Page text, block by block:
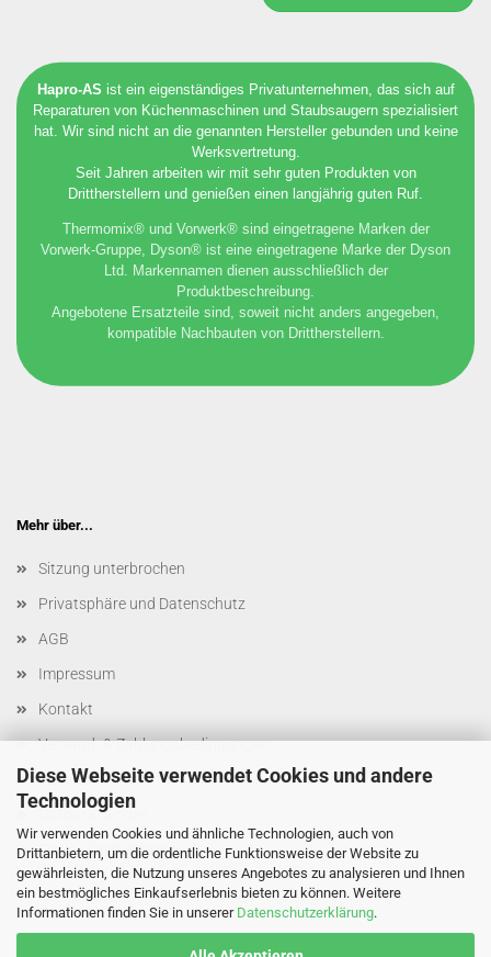
Diese Webseite verwendet Cookies und andere
Technologien
Wir verwenden Cookies und ähnliche Technologien, auch von
Drittanbietern, um die ordentliche Funktionsweise der Website zu
gewährleisten, die Nutzung unseres Angebotes zu analysieren und Ihnen
ein bestmögliches Einkaufserlebnis bieten zu können. Weitere
Informationen finden Sie in unserer Datenschutzerklärung.
Hapro-AS ist ein eigenständiges Privatunternehmen, das sich auf
Reparaturen von Küchenmaschinen und Staubsaugern spezialisiert
hat. Wir sind nicht an die genannten Hersteller gebunden und keine
Werksvertretung.
Seit Jahren arbeiten wir mit sehr guten Produkten von
Drittherstellern und genießen einen langjährig guten Ruf.
Thermomix® und Vorwerk® sind eingetragene Marken der
Vorwerk-Gruppe, Dyson® ist eine eingetragene Marke der Dyson
Ltd. Markennamen dienen ausschließlich der
Produktbeschreibung.
Angebotene Ersatzteile sind, soweit nicht anders angegeben,
kompatible Nachbauten von Drittherstellern.
Mehr über...
Sitzung unterbrochen
Privatsphäre und Datenschutz
AGB
Impressum
Kontakt
Versand- & Zahlungsbedingungen
Widerrufsrecht & Muster-Widerrufsformular
Callback Service
Cookie Einstellungen